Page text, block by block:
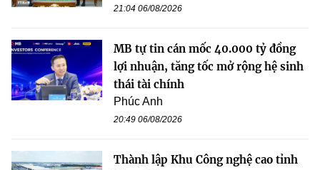
21:04 06/08/2026
MB tự tin cán mốc 40.000 tỷ đồng
lợi nhuận, tăng tốc mở rộng hệ sinh
thái tài chính
Phúc Anh
20:49 06/08/2026
Thành lập Khu Công nghệ cao tỉnh